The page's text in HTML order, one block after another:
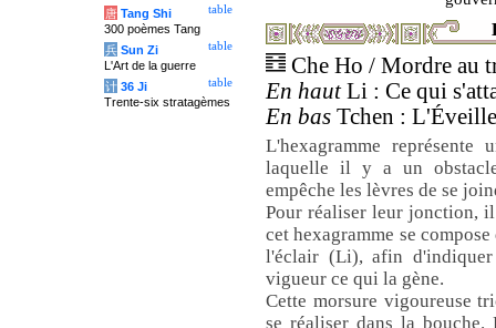
Che Ho / Mordre au
En hautLi : Ce qui
En bas Tchen :
L'hexagramme
laquelle il y a un
empêche les lèvres de se
Pour réaliser leur jonction,
cet hexagramme se
l'éclair (Li), afin
vigueur ce qui la gène.
Cette morsure vigoureuse
se réaliser dans la bouche.
table
唐 Tang Shi
300 poèmes Tang
table
兵 Sun Zi
L'Art de la guerre
table
计 36 Ji
Trente-six stratagèmes